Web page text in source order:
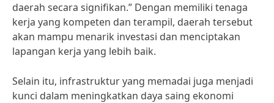
daerah secara signifikan.” Dengan memiliki tenaga
kerja yang kompeten dan terampil, daerah tersebut
akan mampu menarik investasi dan menciptakan
lapangan kerja yang lebih baik.
Selain itu, infrastruktur yang memadai juga menjadi
kunci dalam meningkatkan daya saing ekonomi